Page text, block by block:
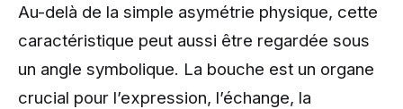
Au-delà de la simple asymétrie physique, cette
caractéristique peut aussi être regardée sous
un angle symbolique. La bouche est un organe
crucial pour l’expression, l’échange, la